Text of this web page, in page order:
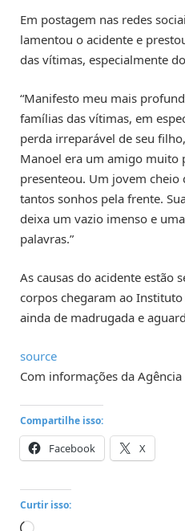
Em postagem nas redes
lamentou o acidente e
das vítimas, especialmente
“Manifesto meu mais
famílias das vítimas, em
perda irreparável de seu
Manoel era um amigo muito
presenteou. Um jovem cheio
tantos sonhos pela frente.
deixa um vazio imenso e
palavras.”
As causas do acidente estão
corpos chegaram ao
ainda de madrugada e
source
Com informações da Agência
Compartilhe isso:
Facebook X
Curtir isso: